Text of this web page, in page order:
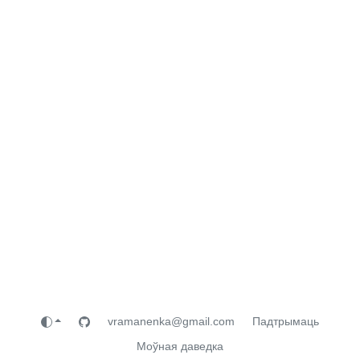
vramanenka@gmail.com
Падтрымаць
Моўная даведка